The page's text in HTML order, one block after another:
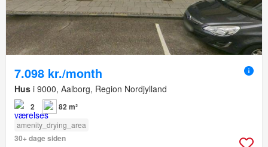
7.098 kr./month
Hus i 9000, Aalborg, Region Nordjylland
2 82 m²
amenity_drying_area
30+ dage siden